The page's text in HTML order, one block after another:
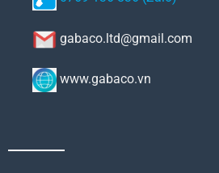
gabaco.ltd@gmail.com
www.gabaco.vn